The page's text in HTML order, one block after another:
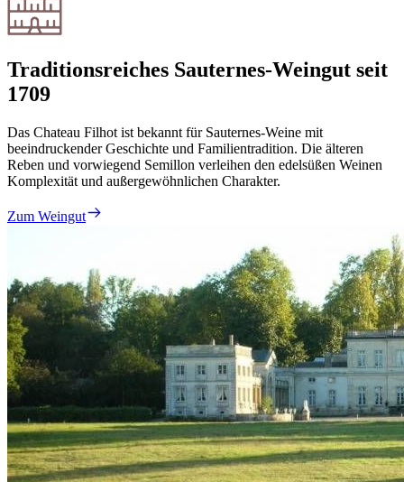
Traditionsreiches Sauternes-Weingut seit
1709
Das Chateau Filhot ist bekannt für Sauternes-Weine mit
beeindruckender Geschichte und Familientradition. Die älteren
Reben und vorwiegend Semillon verleihen den edelsüßen Weinen
Komplexität und außergewöhnlichen Charakter.
Zum Weingut